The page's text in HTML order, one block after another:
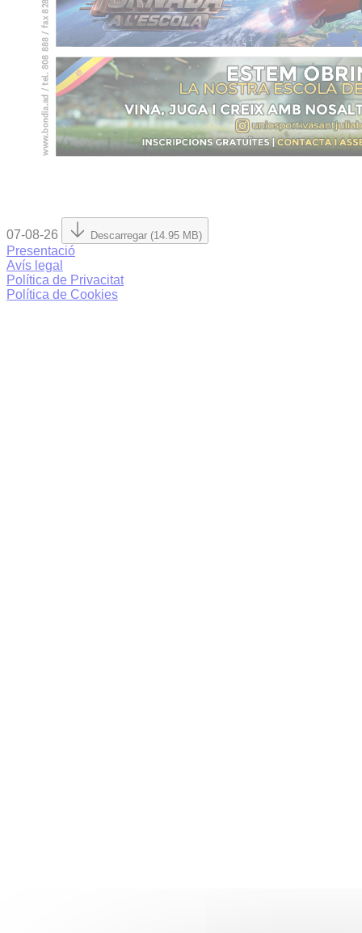
07-08-26 Descarregar (14.95 MB)
Presentació
Avís legal
Política de Privacitat
Política de Cookies